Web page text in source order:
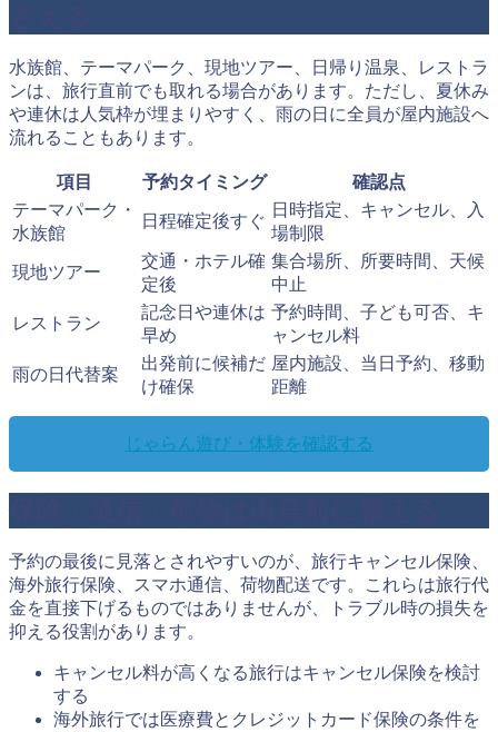
水族館、テーマパーク、現地ツアー、日帰り温泉、レストラ
ンは、旅行直前でも取れる場合があります。ただし、夏休み
や連休は人気枠が埋まりやすく、雨の日に全員が屋内施設へ
流れることもあります。
項目 予約タイミング
確認点
テーマパーク・
水族館
日程確定後すぐ
日時指定、キャンセル、入
場制限
現地ツアー
交通・ホテル確
定後
集合場所、所要時間、天候
中止
レストラン
記念日や連休は
早め
予約時間、子ども可否、キ
ャンセル料
雨の日代替案
出発前に候補だ
け確保
屋内施設、当日予約、移動
距離
じゃらん遊び・体験を確認する
予約の最後に見落とされやすいのが、旅行キャンセル保険、
海外旅行保険、スマホ通信、荷物配送です。これらは旅行代
金を直接下げるものではありませんが、トラブル時の損失を
抑える役割があります。
キャンセル料が高くなる旅行はキャンセル保険を検討
する
海外旅行では医療費とクレジットカード保険の条件を